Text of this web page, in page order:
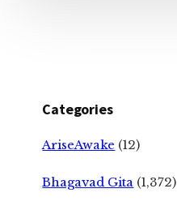
Categories
AriseAwake (12)
Bhagavad Gita (1,372)